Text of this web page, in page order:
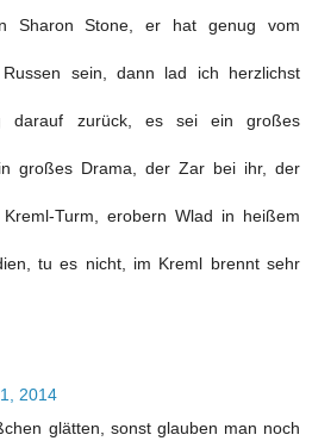
Sharon Stone, er hat genug vom
sein, dann lad ich herzlichst
darauf zurück, es sei ein großes
großes Drama, der Zar bei ihr, der
Turm, erobern Wlad in heißem
tu es nicht, im Kreml brennt sehr
2014
glätten, sonst glauben man noch